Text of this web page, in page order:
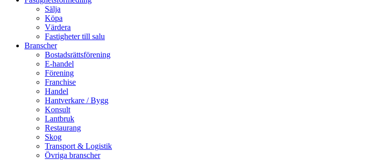
Sälja
Köpa
Värdera
Fastigheter till salu
Branscher
Bostadsrättsförening
E-handel
Förening
Franchise
Handel
Hantverkare / Bygg
Konsult
Lantbruk
Restaurang
Skog
Transport & Logistik
Övriga branscher